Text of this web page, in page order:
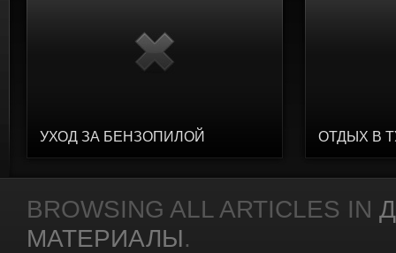
УХОД ЗА БЕНЗОПИЛОЙ ОТДЫХ В
BROWSING ALL ARTICLES IN
МАТЕРИАЛЫ.